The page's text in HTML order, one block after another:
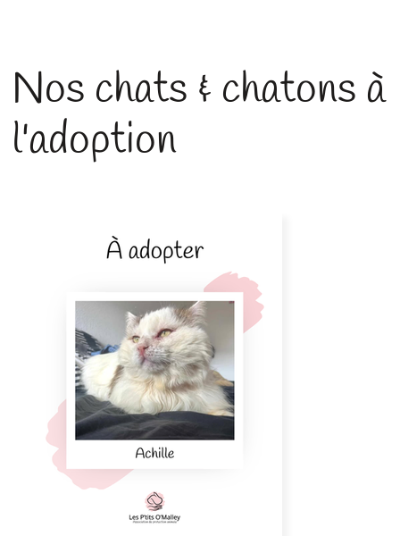
Nos chats & chatons à
l'adoption